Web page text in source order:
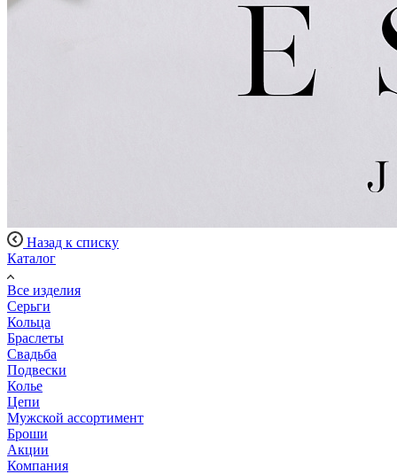
Назад к списку
Каталог
Все изделия
Серьги
Кольца
Браслеты
Свадьба
Подвески
Колье
Цепи
Мужской ассортимент
Броши
Акции
Компания